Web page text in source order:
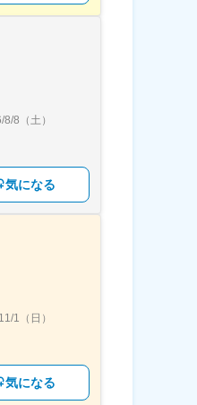
8/8（土）
気になる
1（日）
気になる